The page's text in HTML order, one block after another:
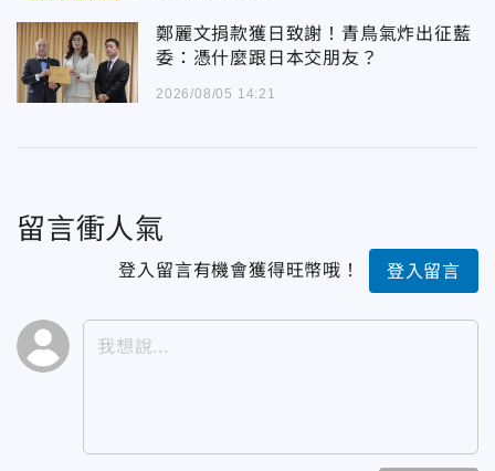
鄭麗文捐款獲日致謝！青鳥氣炸出征藍
委：憑什麼跟日本交朋友？
2026/08/05 14:21
留言衝人氣
登入留言有機會獲得旺幣哦！ 登入留言